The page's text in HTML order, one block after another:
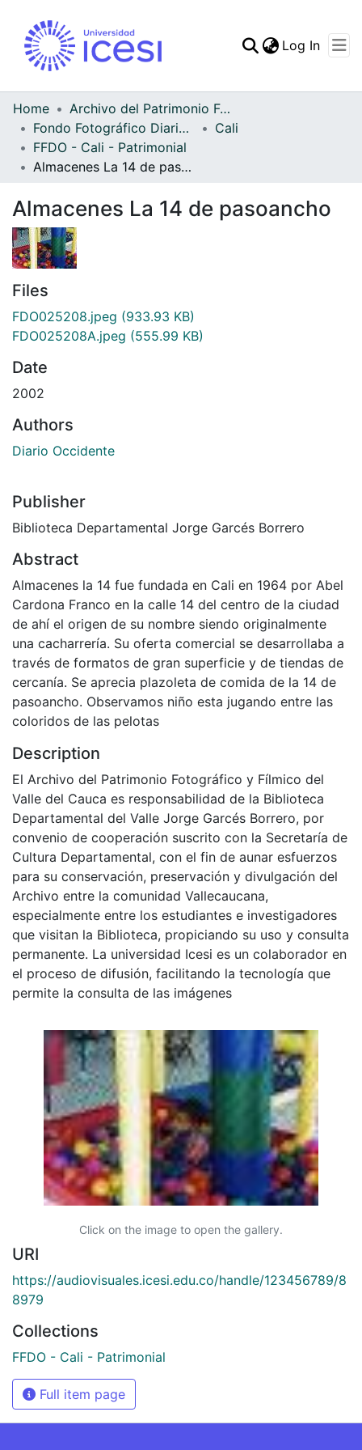
Statistics
Log In
Home
Archivo del Patrimonio Fotográfico y Fílmico del Valle del Cauca
Fondo Fotográfico Diario Occidente
Cali
FFDO - Cali - Patrimonial
Almacenes La 14 de pasoancho
Almacenes La 14 de pasoancho
Files
FDO025208.jpeg (933.93 KB)
FDO025208A.jpeg (555.99 KB)
Date
2002
Authors
Diario Occidente
Publisher
Biblioteca Departamental Jorge Garcés Borrero
Abstract
Almacenes la 14 fue fundada en Cali en 1964 por Abel
Cardona Franco en la calle 14 del centro de la ciudad
de ahí el origen de su nombre siendo originalmente
una cacharrería. Su oferta comercial se desarrollaba a
través de formatos de gran superficie y de tiendas de
cercanía. Se aprecia plazoleta de comida de la 14 de
pasoancho. Observamos niño esta jugando entre las
coloridos de las pelotas
Description
El Archivo del Patrimonio Fotográfico y Fílmico del
Valle del Cauca es responsabilidad de la Biblioteca
Departamental del Valle Jorge Garcés Borrero, por
convenio de cooperación suscrito con la Secretaría de
Cultura Departamental, con el fin de aunar esfuerzos
para su conservación, preservación y divulgación del
Archivo entre la comunidad Vallecaucana,
especialmente entre los estudiantes e investigadores
que visitan la Biblioteca, propiciando su uso y consulta
permanente. La universidad Icesi es un colaborador en
el proceso de difusión, facilitando la tecnología que
permite la consulta de las imágenes
Click on the image to open the gallery.
URI
https://audiovisuales.icesi.edu.co/handle/123456789/8
8979
Collections
FFDO - Cali - Patrimonial
Full item page